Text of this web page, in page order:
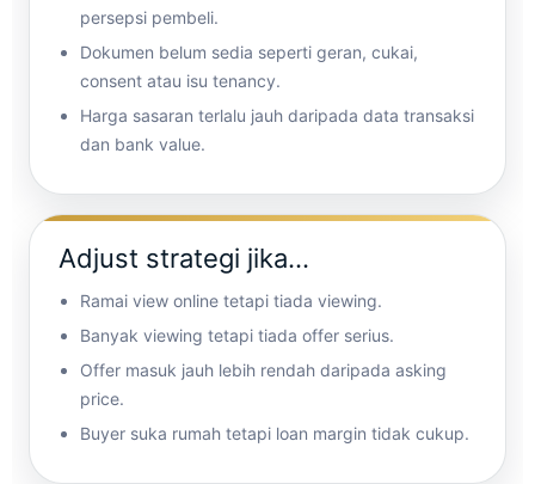
persepsi pembeli.
Dokumen belum sedia seperti geran, cukai,
consent atau isu tenancy.
Harga sasaran terlalu jauh daripada data transaksi
dan bank value.
Adjust strategi jika…
Ramai view online tetapi tiada viewing.
Banyak viewing tetapi tiada offer serius.
Offer masuk jauh lebih rendah daripada asking
price.
Buyer suka rumah tetapi loan margin tidak cukup.